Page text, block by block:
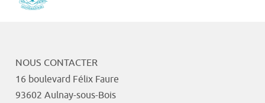
NOUS CONTACTER
16 boulevard Félix Faure
93602 Aulnay-sous-Bois